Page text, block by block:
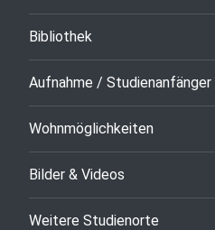
Bibliothek
Aufnahme / Studienanfänger
Wohnmöglichkeiten
Bilder & Videos
Weitere Studienorte